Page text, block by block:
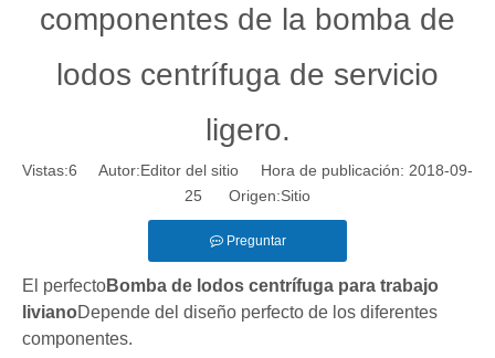
componentes de la bomba de
lodos centrífuga de servicio
ligero.
Vistas:6 Autor:Editor del sitio Hora de publicación: 2018-09-
25 Origen:Sitio
Preguntar
El perfectoBomba de lodos centrífuga para trabajo
livianoDepende del diseño perfecto de los diferentes
componentes.